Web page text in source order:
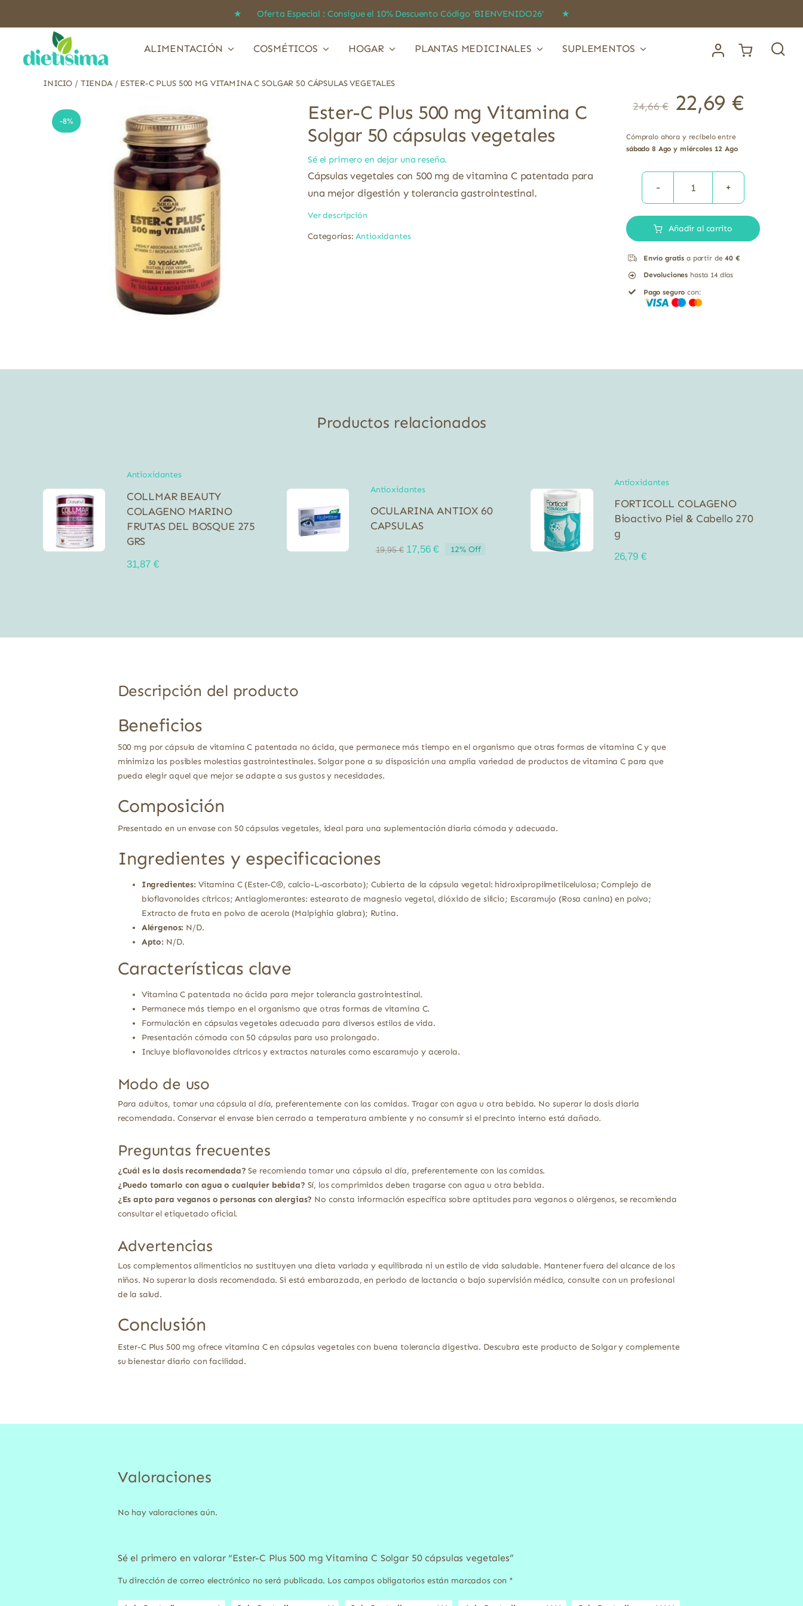
★ Oferta Especial : Consigue el 10% Descuento Código ‘BIENVENIDO26’ ★
ALIMENTACIÓN COSMÉTICOS HOGAR PLANTAS MEDICINALES SUPLEMENTOS
INICIO / TIENDA/ ESTER-C PLUS 500 MG VITAMINA C SOLGAR 50 CÁPSULAS VEGETALES
-8%
Ester-C Plus 500 mg Vitamina C
Solgar 50 cápsulas vegetales
Sé el primero en dejar una reseña.
Cápsulas vegetales con 500 mg de vitamina C patentada para
una mejor digestión y tolerancia gastrointestinal.
Ver descripción
Categorías:Antioxidantes
24,66€ 22,69 €
Cómpralo ahora y recíbelo entre
sábado 8 Ago y miércoles 12 Ago
Ester-
Plus
mg
Vitamina
C
vegetales
Añadir al carrito
Envío gratis a partir de40 €
Devoluciones hasta 14 días
Pago seguro con:
Productos relacionados
Antioxidantes
COLLMAR BEAUTY
COLAGENO MARINO
FRUTAS DEL BOSQUE 275
GRS
31,87 €
Antioxidantes
OCULARINA ANTIOX 60
CAPSULAS
19,95€ El
17,56€El
12% Off
Antioxidantes
FORTICOLL COLAGENO
Bioactivo Piel & Cabello 270
g
26,79 €
Descripción del producto
Beneficios
500 mg por cápsula de vitamina C patentada no ácida, que permanece más tiempo en el organismo que otras formas de vitamina C y que
minimiza las posibles molestias gastrointestinales. Solgar pone a su disposición una amplia variedad de productos de vitamina C para que
pueda elegir aquel que mejor se adapte a sus gustos y necesidades.
Composición
Presentado en un envase con 50 cápsulas vegetales, ideal para una suplementación diaria cómoda y adecuada.
Ingredientes y especificaciones
Ingredientes:Vitamina C (Ester-C®, calcio-L-ascorbato); Cubierta de la cápsula vegetal: hidroxipropilmetilcelulosa; Complejo de
bioflavonoides cítricos; Antiaglomerantes: estearato de magnesio vegetal, dióxido de silicio; Escaramujo (Rosa canina) en polvo;
Extracto de fruta en polvo de acerola (Malpighia glabra); Rutina.
Alérgenos: N/D.
Apto: N/D.
Características clave
Vitamina C patentada no ácida para mejor tolerancia gastrointestinal.
Permanece más tiempo en el organismo que otras formas de vitamina C.
Formulación en cápsulas vegetales adecuada para diversos estilos de vida.
Presentación cómoda con 50 cápsulas para uso prolongado.
Incluye bioflavonoides cítricos y extractos naturales como escaramujo y acerola.
Modo de uso
Para adultos, tomar una cápsula al día, preferentemente con las comidas. Tragar con agua u otra bebida. No superar la dosis diaria
recomendada. Conservar el envase bien cerrado a temperatura ambiente y no consumir si el precinto interno está dañado.
Preguntas frecuentes
¿Cuál es la dosis recomendada? Se recomienda tomar una cápsula al día, preferentemente con las comidas.
¿Puedo tomarlo con agua o cualquier bebida? Sí, los comprimidos deben tragarse con agua u otra bebida.
¿Es apto para veganos o personas con alergias? No consta información específica sobre aptitudes para veganos o alérgenos, se recomienda
consultar el etiquetado oficial.
Advertencias
Los complementos alimenticios no sustituyen una dieta variada y equilibrada ni un estilo de vida saludable. Mantener fuera del alcance de los
niños. No superar la dosis recomendada. Si está embarazada, en periodo de lactancia o bajo supervisión médica, consulte con un profesional
de la salud.
Conclusión
Ester-C Plus 500 mg ofrece vitamina C en cápsulas vegetales con buena tolerancia digestiva. Descubra este producto de Solgar y complemente
su bienestar diario con facilidad.
Valoraciones
No hay valoraciones aún.
Sé el primero en valorar “Ester-C Plus 500 mg Vitamina C Solgar 50 cápsulas vegetales”
Tu dirección de correo electrónico no será publicada. Los campos obligatorios están marcados con *